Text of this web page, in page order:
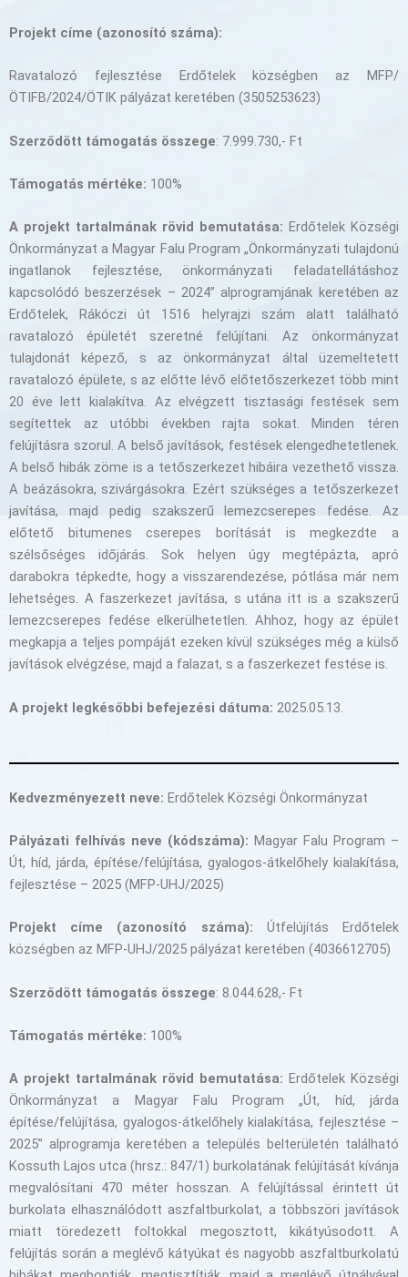
Projekt címe (azonosító száma):
Ravatalozó fejlesztése Erdőtelek községben az MFP/
ÖTIFB/2024/ÖTIK pályázat keretében (3505253623)
Szerződött támogatás összege: 7.999.730,- Ft
Támogatás mértéke: 100%
A projekt tartalmának rövid bemutatása: Erdőtelek Községi
Önkormányzat a Magyar Falu Program „Önkormányzati tulajdonú
ingatlanok fejlesztése, önkormányzati feladatellátáshoz
kapcsolódó beszerzések – 2024” alprogramjának keretében az
Erdőtelek, Rákóczi út 1516 helyrajzi szám alatt található
ravatalozó épületét szeretné felújítani. Az önkormányzat
tulajdonát képező, s az önkormányzat által üzemeltetett
ravatalozó épülete, s az előtte lévő előtetőszerkezet több mint
20 éve lett kialakítva. Az elvégzett tisztasági festések sem
segítettek az utóbbi években rajta sokat. Minden téren
felújításra szorul. A belső javítások, festések elengedhetetlenek.
A belső hibák zöme is a tetőszerkezet hibáira vezethető vissza.
A beázásokra, szivárgásokra. Ezért szükséges a tetőszerkezet
javítása, majd pedig szakszerű lemezcserepes fedése. Az
előtető bitumenes cserepes borítását is megkezdte a
szélsőséges időjárás. Sok helyen úgy megtépázta, apró
darabokra tépkedte, hogy a visszarendezése, pótlása már nem
lehetséges. A faszerkezet javítása, s utána itt is a szakszerű
lemezcserepes fedése elkerülhetetlen. Ahhoz, hogy az épület
megkapja a teljes pompáját ezeken kívül szükséges még a külső
javítások elvégzése, majd a falazat, s a faszerkezet festése is.
A projekt legkésőbbi befejezési dátuma: 2025.05.13.
Kedvezményezett neve: Erdőtelek Községi Önkormányzat
Pályázati felhívás neve (kódszáma): Magyar Falu Program –
Út, híd, járda, építése/felújítása, gyalogos-átkelőhely kialakítása,
fejlesztése – 2025 (MFP-UHJ/2025)
Projekt címe (azonosító száma): Útfelújítás Erdőtelek
községben az MFP-UHJ/2025 pályázat keretében (4036612705)
Szerződött támogatás összege: 8.044.628,- Ft
Támogatás mértéke: 100%
A projekt tartalmának rövid bemutatása: Erdőtelek Községi
Önkormányzat a Magyar Falu Program „Út, híd, járda
építése/felújítása, gyalogos-átkelőhely kialakítása, fejlesztése –
2025” alprogramja keretében a település belterületén található
Kossuth Lajos utca (hrsz.: 847/1) burkolatának felújítását kívánja
megvalósítani 470 méter hosszan. A felújítással érintett út
burkolata elhasználódott aszfaltburkolat, a többszöri javítások
miatt töredezett foltokkal megosztott, kikátyúsodott. A
felújítás során a meglévő kátyúkat és nagyobb aszfaltburkolatú